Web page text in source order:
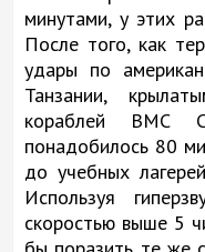
минутами, у этих
После того, как
удары по
Танзании,
кораблей ВМС
понадобилось 80
до учебных
Используя
скоростью выше 5